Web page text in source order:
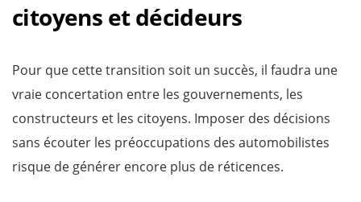
citoyens et décideurs
Pour que cette transition soit un succès, il faudra une
vraie concertation entre les gouvernements, les
constructeurs et les citoyens. Imposer des décisions
sans écouter les préoccupations des automobilistes
risque de générer encore plus de réticences.